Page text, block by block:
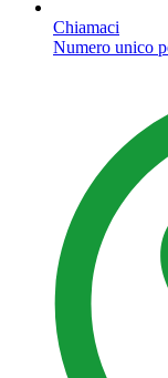
Chiamaci
Numero unico